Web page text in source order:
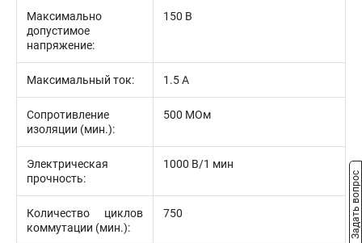
Максимально
допустимое
напряжение:
150 В
Максимальный ток: 1.5 А
Сопротивление
изоляции (мин.):
500 МОм
Электрическая
прочность:
1000 В/1 мин
Количество циклов
коммутации (мин.):
750 Задать вопрос